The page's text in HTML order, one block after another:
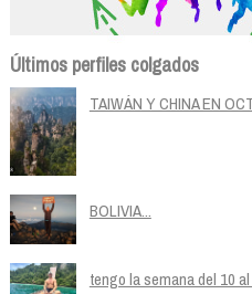
Últimos perfiles colgados
TAIWÁN Y CHINA EN
BOLIVIA...
tengo la semana del 10